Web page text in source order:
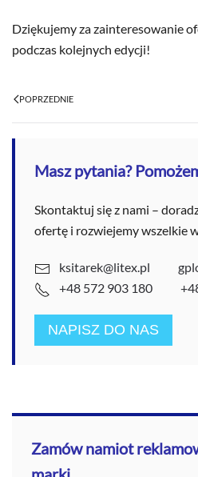
Dziękujemy za zainteresowanie
podczas kolejnych edycji!
POPRZEDNIE
Masz pytania?
Skontaktuj się z nami –
ofertę i rozwiejemy wszelkie
ksitarek@litex.pl
+48 572 903 180
NAPISZ DO NAS
Zamów namiot